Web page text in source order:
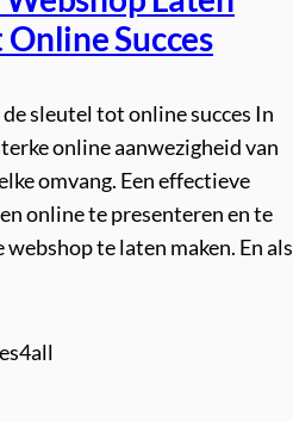
Succes
sleutel tot online succes In
online aanwezigheid van
omvang. Een effectieve
online te presenteren en te
te laten maken. En als